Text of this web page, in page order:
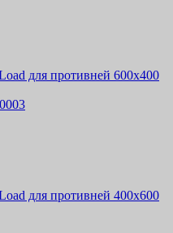
для противней 600х400
для противней 400х600